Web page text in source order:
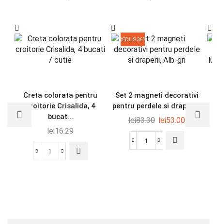
Creta colorata pentru
croitorie Crisalida, 4
bucat...
lei16.29
REDUS36%
Set 2 magneti decorativi
pentru perdele si draperi...
lei83.30 lei53.00